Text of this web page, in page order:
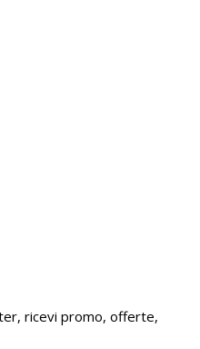
ricevi promo, offerte,